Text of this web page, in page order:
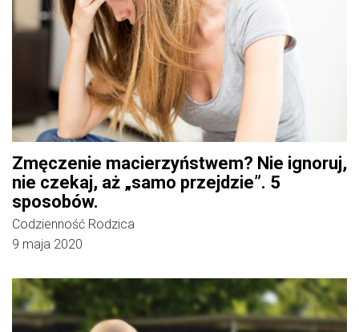
Zmęczenie macierzyństwem? Nie ignoruj,
nie czekaj, aż „samo przejdzie”. 5
sposobów.
Codzienność Rodzica
9 maja 2020